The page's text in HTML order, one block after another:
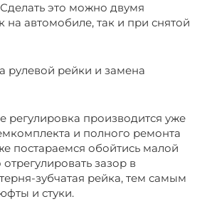
Сделать это можно двумя
автомобиле, так и при снятой
рулевой рейки и замена
регулировка производится уже
и полного ремонта
постараемся обойтись малой
зазор в
зубчатая рейка, тем самым
и стуки.